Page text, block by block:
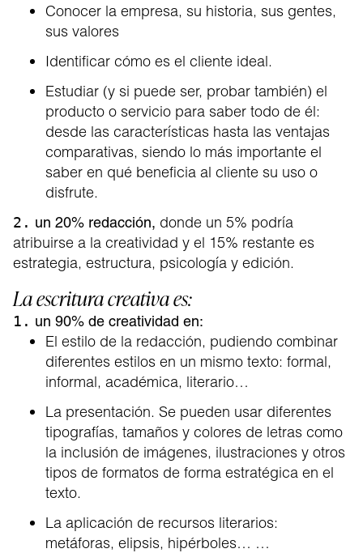
Conocer la empresa, su historia, sus gentes,
sus valores
Identificar cómo es el cliente ideal.
Estudiar (y si puede ser, probar también) el
producto o servicio para saber todo de él:
desde las características hasta las ventajas
comparativas, siendo lo más importante el
saber en qué beneficia al cliente su uso o
disfrute.
2. un 20% redacción, donde un 5% podría
atribuirse a la creatividad y el 15% restante es
estrategia, estructura, psicología y edición.
La escritura creativa es:
1. un 90% de creatividad en:
El estilo de la redacción, pudiendo combinar
diferentes estilos en un mismo texto: formal,
informal, académica, literario…
La presentación. Se pueden usar diferentes
tipografías, tamaños y colores de letras como
la inclusión de imágenes, ilustraciones y otros
tipos de formatos de forma estratégica en el
texto.
La aplicación de recursos literarios:
metáforas, elipsis, hipérboles… …